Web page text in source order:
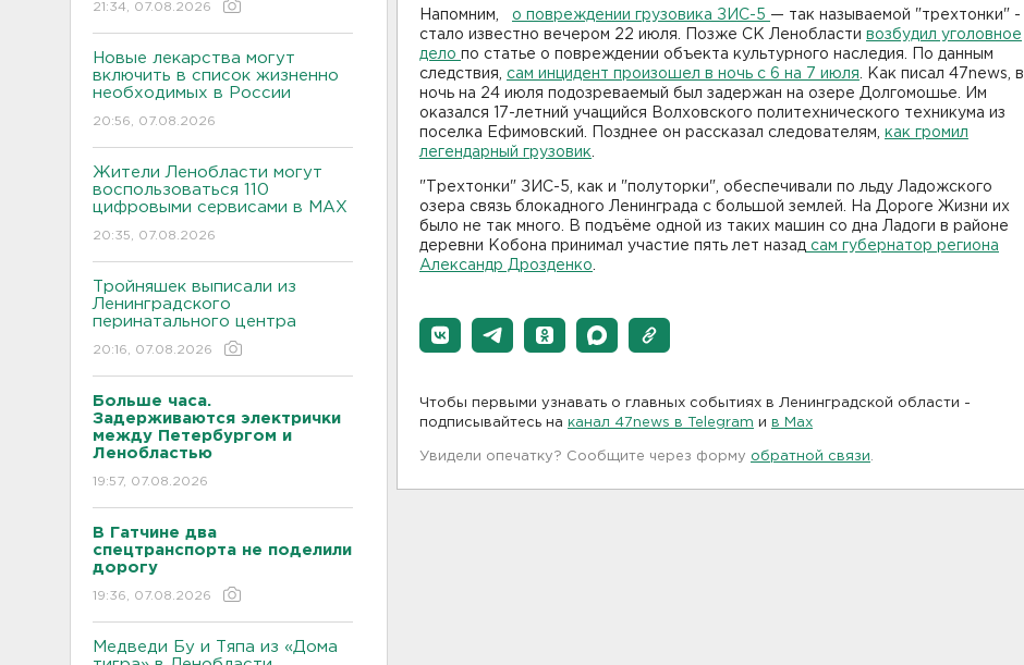
21:34, 07.08.2026
Новые лекарства могут
включить в список жизненно
необходимых в России
20:56, 07.08.2026
Жители Ленобласти могут
воспользоваться 110
цифровыми сервисами в МАХ
20:35, 07.08.2026
Тройняшек выписали из
Ленинградского
перинатального центра
20:16, 07.08.2026
Больше часа.
Задерживаются электрички
между Петербургом и
Ленобластью
19:57, 07.08.2026
В Гатчине два
спецтранспорта не поделили
дорогу
19:36, 07.08.2026
Медведи Бу и Тяпа из «Дома
Напомним, о повреждении грузовика ЗИС-5 — так называемой "трехтонки" -
стало известно вечером 22 июля. Позже СК Ленобласти возбудил уголовное
дело по статье о повреждении объекта культурного наследия. По данным
следствия, сам инцидент произошел в ночь с 6 на 7 июля . Как писал 47news, в
ночь на 24 июля подозреваемый был задержан на озере Долгомошье. Им
оказался 17-летний учащийся Волховского политехнического техникума из
поселка Ефимовский. Позднее он рассказал следователям, как громил
легендарный грузовик
"Трехтонки" ЗИС-5, как и "полуторки", обеспечивали по льду Ладожского
озера связь блокадного Ленинграда с большой землей. На Дороге Жизни их
было не так много. В подъёме одной из таких машин со дна Ладоги в районе
деревни Кобона принимал участие пять лет назад сам губернатор региона
Александр Дрозденко
Чтобы первыми узнавать о главных событиях в Ленинградской области -
подписывайтесь на канал 47news в Telegram и в Maх
Увидели опечатку? Сообщите через форму обратной связи